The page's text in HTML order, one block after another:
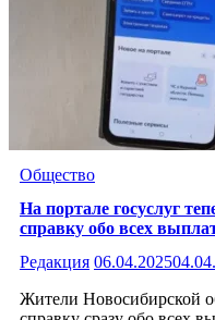
Общество
На портале госуслуг
справку обо всех
Редакция 06.04.2025
Жители Новосибирской